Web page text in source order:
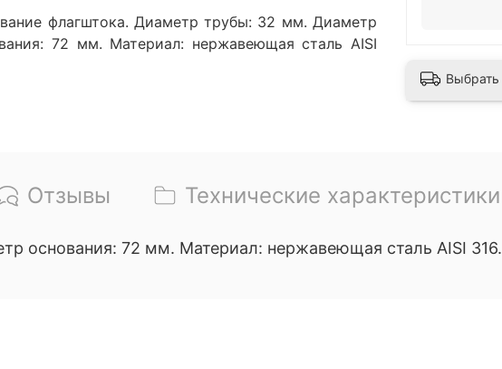
флагштока. Диаметр трубы: 32 мм. Диаметр
72 мм. Материал: нержавеющая сталь AISI
Выбрать
Отзывы Технические характеристики
основания: 72 мм. Материал: нержавеющая сталь AISI 316.